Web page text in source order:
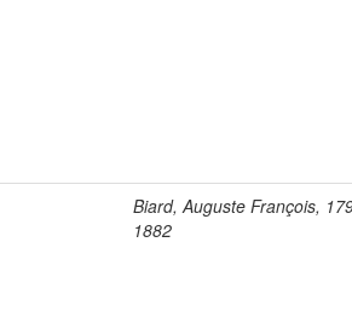
Biard, Auguste François,
1882